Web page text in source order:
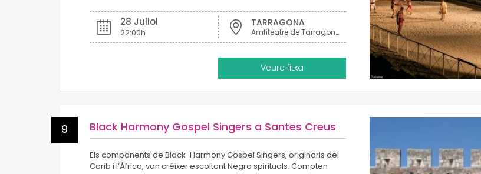
28 Juliol
22:00h
TARRAGONA
Amfiteatre de Tarragona
Veure fitxa
9 Black Harmony Gospel Singers a Santes Creus
Els components de Black-Harmony Gospel Singers, originaris del
Carib i l’Àfrica, van créixer escoltant Negro spirituals. Compten